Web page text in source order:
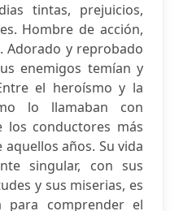
tintas, prejuicios,
Hombre de acción,
Adorado y reprobado
enemigos temían y
el heroísmo y la
lo llamaban con
los conductores más
años. Su vida
singular, con sus
y sus miserias, es
para comprender el